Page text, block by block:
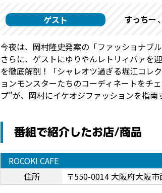
ゲスト すっちー
今夜は、岡村隆史発案の「ファッショナブ
さらに、ゲストにゆりやんレトリィバァを
を徹底解剖！「シャレオツ過ぎる堀江コレ
ョンモンスターたちのコーディネートをチ
プ”が、岡村にイケオジファッションを指南
番組で紹介したお店/商品
ROCOKI CAFE
住所
〒550-0014 大阪府大阪